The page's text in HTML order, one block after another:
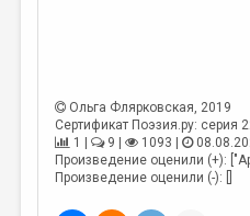
ЛИТЕРАТУРОВЕДЕНИЕ
КУЛЬТУРОВЕДЕНИЕ
ПУБЛИЦИСТИКА
Ольга Флярковская, 2019
Сертификат Поэзия.ру: серия
1 |
9 | 1093 |
Произведение оценили (+):
Произведение оценили (-): []